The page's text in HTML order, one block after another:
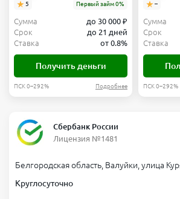
5 Первый займ 0%
Сумма
до 30 000 ₽
Срок
до 21 дней
Ставка
от 0.8%
Получить деньги
ПСК 0–292% Подробнее
–
Сумма
Срок
Ставка
ПСК 0–292%
Сбербанк России
Лицензия №1481
Белгородская область, Валуйки, улица
Круглосуточно